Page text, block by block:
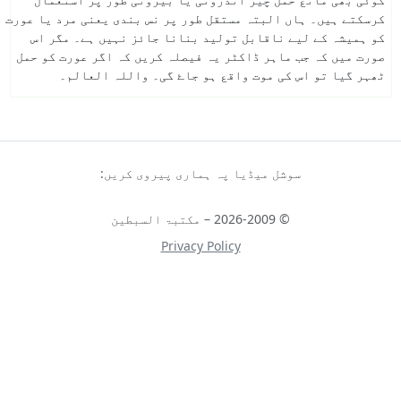
کرسکتے ہیں۔ ہاں البتہ مستقل طور پر نس بندی یعنی مرد یا عورت
کو ہمیشہ کے لیے ناقابل تولید بنانا جائز نہیں ہے۔ مگر اس
صورت میں کہ جب ماہر ڈاکٹر یہ فیصلہ کریں کہ اگر عورت کو حمل
ٹھہر گیا تو اس کی موت واقع ہو جاۓ گی۔ واللہ العالم۔
سوشل میڈیا پہ ہماری پیروی کریں:
Privacy Policy